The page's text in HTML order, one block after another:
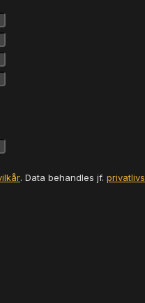
. Data behandles jf.